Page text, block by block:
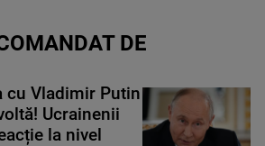
DE
cu Vladimir Putin
Ucrainenii
la nivel